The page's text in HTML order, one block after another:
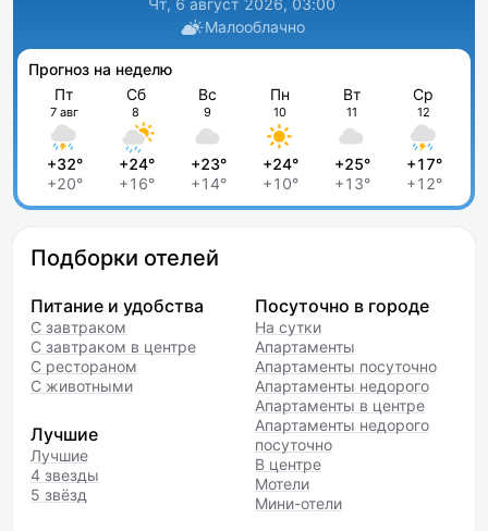
Чт, 6 август 2026, 03:00
Малооблачно
Прогноз на неделю
Пт
7 авг
+32°
+20°
Сб
8
+24°
+16°
Вс
9
+23°
+14°
Пн
10
+24°
+10°
Вт
11
+25°
+13°
Ср
12
+17°
+12°
Подборки отелей
Питание и удобства
С завтраком
С завтраком в центре
С рестораном
С животными
Лучшие
Лучшие
4 звезды
5 звёзд
Посуточно в городе
На сутки
Апартаменты
Апартаменты посуточно
Апартаменты недорого
Апартаменты в центре
Апартаменты недорого
посуточно
В центре
Мотели
Мини-отели